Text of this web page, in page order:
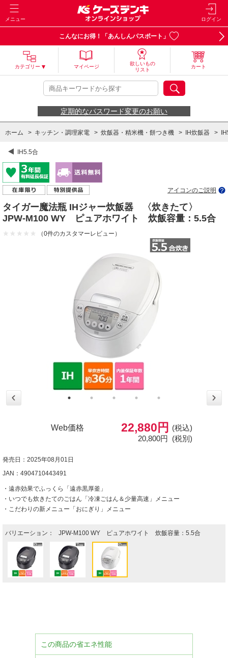
メニュー ログイン
こんなにお得！「あんしんパスポート」
カテゴリー マイページ
欲しいもの
リスト
カート
定期的なパスワード変更のお願い
ホーム > キッチン・調理家電 > 炊飯器・精米機・餅つき機 > IH炊飯器 >
IH5.5合
アイコンのご説明
タイガー魔法瓶 IHジャー炊飯器 〈炊きたて〉
JPW-M100 WY ピュアホワイト 炊飯容量：5.5合
（0件のカスタマーレビュー）
Web価格 22,880円
(税込)
20,800円 (税別)
発売日：2025年08月01日
JAN：4904710443491
・遠赤効果でふっくら「遠赤黒厚釜」
・いつでも炊きたてのごはん「冷凍ごはん＆少量高速」メニュー
・こだわりの新メニュー「おにぎり」メニュー
バリエーション： JPW-M100 WY ピュアホワイト 炊飯容量：5.5合
この商品の省エネ性能